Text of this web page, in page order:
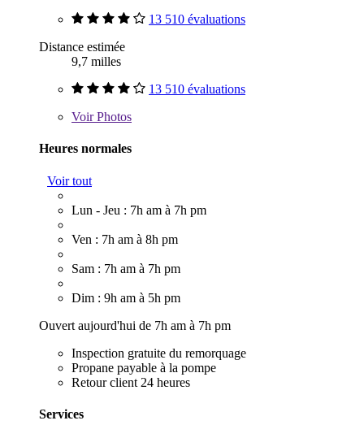
13 510 évaluations
Distance estimée
9,7 milles
13 510 évaluations
VoirPhotos
Heures normales
Voir tout
Lun - Jeu : 7h am à 7h pm
Ven : 7h am à 8h pm
Sam : 7h am à 7h pm
Dim : 9h am à 5h pm
Ouvert aujourd'hui de 7h am à 7h pm
Inspection gratuite du remorquage
Propane payable à la pompe
Retour client 24 heures
Services